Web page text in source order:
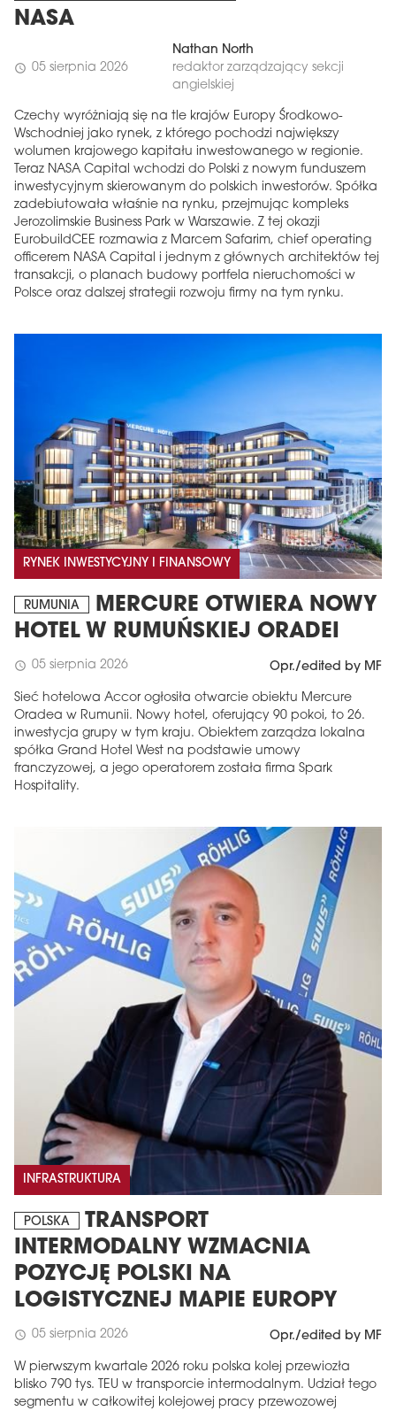
NASA
schedule 05 sierpnia 2026
Nathan North
redaktor zarządzający sekcji
angielskiej
Czechy wyróżniają się na tle krajów Europy Środkowo-
Wschodniej jako rynek, z którego pochodzi największy
wolumen krajowego kapitału inwestowanego w regionie.
Teraz NASA Capital wchodzi do Polski z nowym funduszem
inwestycyjnym skierowanym do polskich inwestorów. Spółka
zadebiutowała właśnie na rynku, przejmując kompleks
Jerozolimskie Business Park w Warszawie. Z tej okazji
EurobuildCEE rozmawia z Marcem Safarim, chief operating
officerem NASA Capital i jednym z głównych architektów tej
transakcji, o planach budowy portfela nieruchomości w
Polsce oraz dalszej strategii rozwoju firmy na tym rynku.
RYNEK INWESTYCYJNY I FINANSOWY
RUMUNIA
MERCURE OTWIERA NOWY
HOTEL W RUMUŃSKIEJ ORADEI
schedule 05 sierpnia 2026 Opr./edited by MF
Sieć hotelowa Accor ogłosiła otwarcie obiektu Mercure
Oradea w Rumunii. Nowy hotel, oferujący 90 pokoi, to 26.
inwestycja grupy w tym kraju. Obiektem zarządza lokalna
spółka Grand Hotel West na podstawie umowy
franczyzowej, a jego operatorem została firma Spark
Hospitality.
INFRASTRUKTURA
POLSKA
TRANSPORT
INTERMODALNY WZMACNIA
POZYCJĘ POLSKI NA
LOGISTYCZNEJ MAPIE EUROPY
schedule 05 sierpnia 2026 Opr./edited by MF
W pierwszym kwartale 2026 roku polska kolej przewiozła
blisko 790 tys. TEU w transporcie intermodalnym. Udział tego
segmentu w całkowitej kolejowej pracy przewozowej